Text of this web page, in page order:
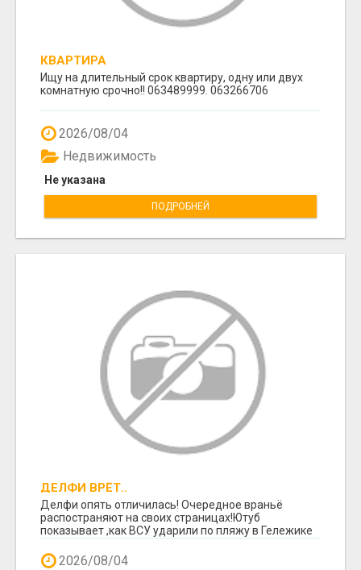
КВАРТИРА
Ищу на длительный срок квартиру, одну или двух
комнатную срочно!! 063489999. 063266706
2026/08/04
Не указана
Недвижимость
ПОДРОБНЕЙ
ДЕЛФИ ВРЁТ..
Делфи опять отличилась! Очередное враньё
распостраняют на своих страницах!Ютуб
показывает ,как ВСУ ударили по пляжу в Гележике
2026/08/04